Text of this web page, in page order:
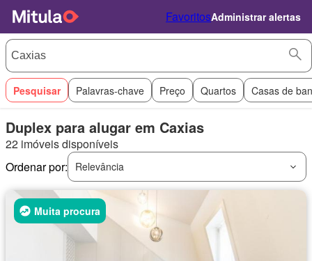
FavoritosAdministrar alertas
Pesquisar Palavras-chave Preço Quartos Casas de
Duplex para alugar em Caxias
22 imóveis disponíveis
Ordenar por:
Relevância
Muita procura